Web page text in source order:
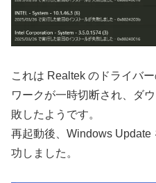
これは Realtek のドライバ
ワークが一時切断され、ダ
敗したようです。
再起動後、Windows Update
功しました。